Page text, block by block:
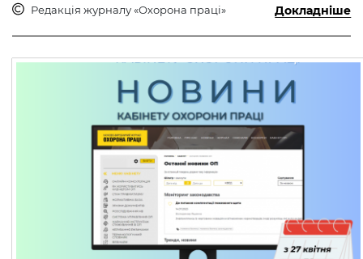
Редакція журналу «Охорона праці» Докладніше